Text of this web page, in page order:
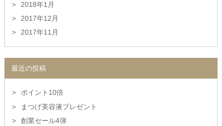
2018年1月
2017年12月
2017年11月
最近の投稿
ポイント10倍
まつげ美容液プレゼント
創業セール4弾